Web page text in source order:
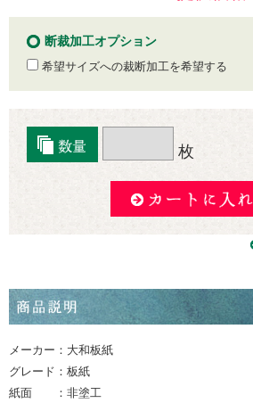
断裁加工オプション
希望サイズへの裁断加工を希望する
枚
メーカー：大和板紙
グレード：板紙
紙面 ：非塗工